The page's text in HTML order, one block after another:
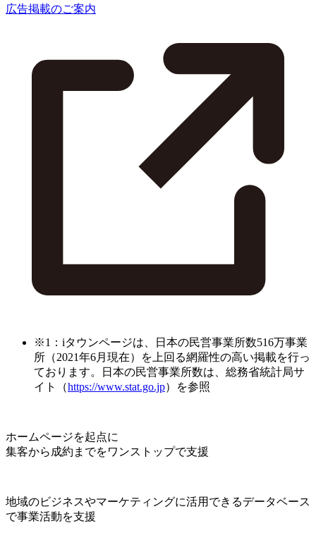
広告掲載のご案内
※1：iタウンページは、日本の民営事業所数516万事業
所（2021年6月現在）を上回る網羅性の高い掲載を行っ
ております。日本の民営事業所数は、総務省統計局サ
イト（https://www.stat.go.jp）を参照
ホームページを起点に
集客から成約までをワンストップで支援
地域のビジネスやマーケティングに活用できるデータベース
で事業活動を支援